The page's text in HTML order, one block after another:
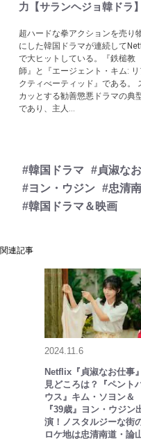
力【サランヘジョ韓ドラ】
超ハードな拳アクションを売り
にした韓国ドラマが連続して
で大ヒットしている。『鉄槌教
師』と『エージェント・キム: リ
クティべーティッド』である。
カッとする勧善懲悪ドラマの典
であり、主人...
#韓国ドラマ #貞淑な
#ヨン・ウジン #忠清
#韓国ドラマ＆映画
関連記事
2024.11.6
Netflix『貞淑なお仕事』
見どころは？『ペント
ウス』キム・ソヨン＆
『39歳』ヨン・ウジン
演！ノスタルジーな街
ロケ地は忠清南道・論